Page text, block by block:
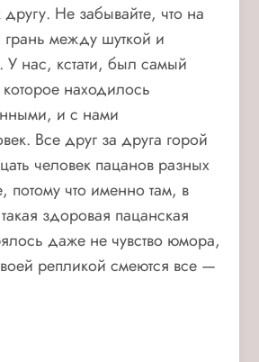
Не забывайте, что на
грань между шуткой и
нас, кстати, был самый
находилось
и с нами
Все друг за друга горой
человек пацанов разных
что именно там, в
здоровая пацанская
даже не чувство юмора,
репликой смеются все —